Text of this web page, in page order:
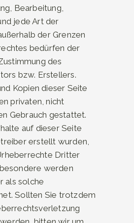
Bearbeitung,
jede Art der
der Grenzen
bedürfen der
des
bzw. Erstellers.
Kopien dieser Seite
privaten, nicht
Gebrauch gestattet.
auf dieser Seite
erstellt wurden,
Dritter
werden
als solche
Sollten Sie trotzdem